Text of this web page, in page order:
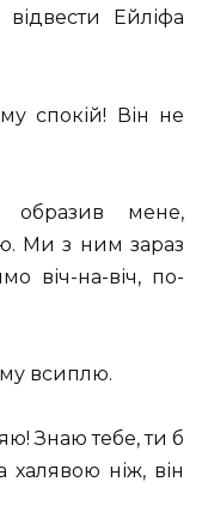
Ейліфа
спокій! Він не
мене,
Ми з ним зараз
віч-на-віч, по-
всиплю.
Знаю тебе, ти б
ніж, він